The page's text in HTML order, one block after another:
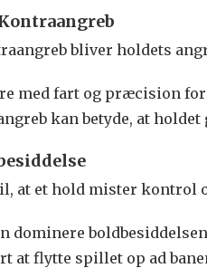
bliver holdets
med fart og præcision for
kan betyde, at
at et hold mister kontrol
dominere
at flytte spillet op ad